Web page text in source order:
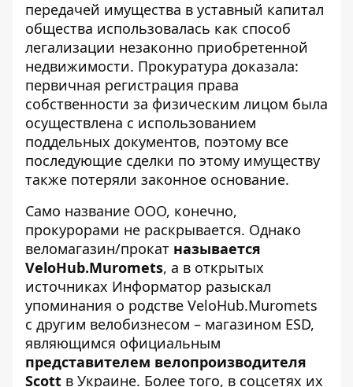
передачей имущества в уставный капитал
общества использовалась как способ
легализации незаконно приобретенной
недвижимости. Прокуратура доказала:
первичная регистрация права
собственности за физическим лицом была
осуществлена ​​с использованием
поддельных документов, поэтому все
последующие сделки по этому имуществу
также потеряли законное основание.
Само название ООО, конечно,
прокурорами не раскрывается. Однако
веломагазин/прокат называется
VeloHub.Muromets, а в открытых
источниках Информатор разыскал
упоминания о родстве VeloHub.Muromets
с другим велобизнесом – магазином ESD,
являющимся официальным
представителем велопроизводителя
Scott в Украине. Более того, в соцсетях их